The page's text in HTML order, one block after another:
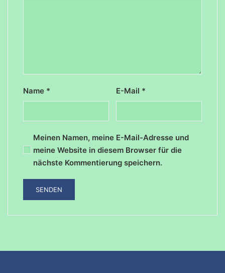
Name * E-Mail *
Meinen Namen, meine E-Mail-Adresse und
meine Website in diesem Browser für die
nächste Kommentierung speichern.